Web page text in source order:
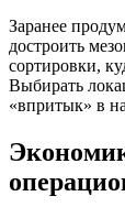
Заранее
достроить
сортировки,
Выбирать
«впритык» в